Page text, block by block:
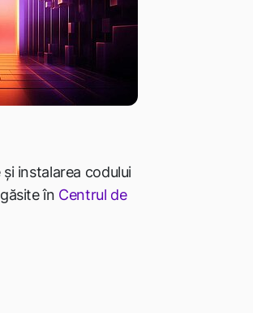
instalarea codului
în Centrul de